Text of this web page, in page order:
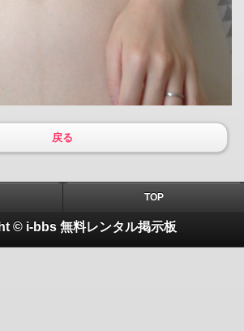
戻る
TOP
© i-bbs 無料レンタル掲示板